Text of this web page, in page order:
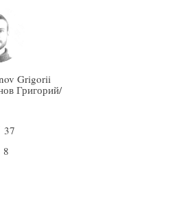
Grigorii
Григорий/
37
8